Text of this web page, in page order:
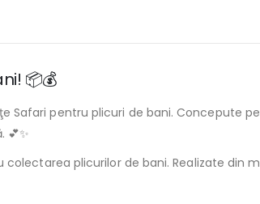
📦💰
pentru plicuri de bani. Concepute
plicurilor de bani. Realizate din